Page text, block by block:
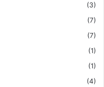
(3)
(7)
(7)
(1)
(1)
(4)